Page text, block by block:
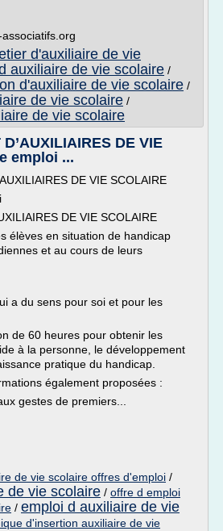
d'auxiliaire de vie
auxiliaire de vie scolaire /
d'auxiliaire de vie scolaire /
de vie scolaire /
de vie scolaire
DE VIE
emploi ...
DE VIE SCOLAIRE
DE VIE SCOLAIRE
élèves en situation de handicap
et au cours de leurs
a du sens pour soi et pour les
de 60 heures pour obtenir les
à la personne, le développement
pratique du handicap.
également proposées :
de premiers...
de vie scolaire offres d'emploi /
de vie scolaire / offre d emploi
/ emploi d auxiliaire de vie
d'insertion auxiliaire de vie